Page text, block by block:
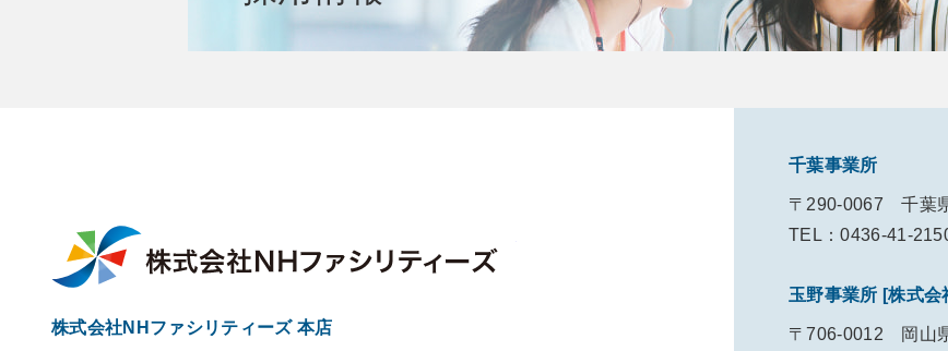
株式会社NHファシリティーズ 本店
千葉事業所
〒290-0067千葉
TEL：0436-41-
玉野事業所 [株式会
〒706-0012
岡山